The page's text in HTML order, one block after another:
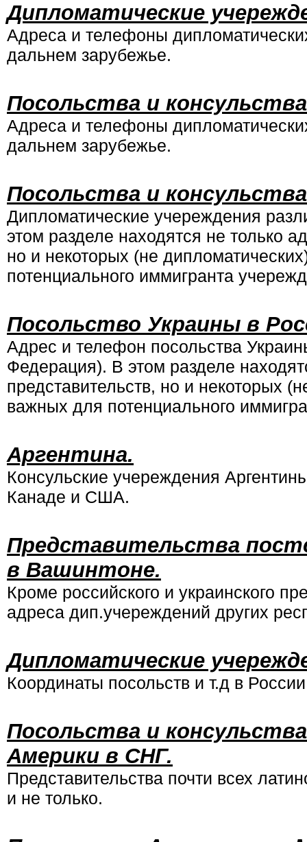
Дипломатические
Адреса и телефоны
дальнем зарубежье.
Посольства и
Адреса и телефоны
дальнем зарубежье.
Посольства и
Дипломатические учереждения
этом разделе находятся не только
но и некоторых (не
потенциального иммигранта
Посольство Украины в
Адрес и телефон посольства
Федерация). В этом разделе
представительств, но и некоторых
важных для потенциального
Аргентина.
Консульские учереждения
Канаде и США.
Представительства
в Вашинтоне.
Кроме российского и украинского
адреса дип.учереждений других
Дипломатические
Координаты посольств и т.д в
Посольства и
Америки в СНГ.
Представительства почти всех
и не только.